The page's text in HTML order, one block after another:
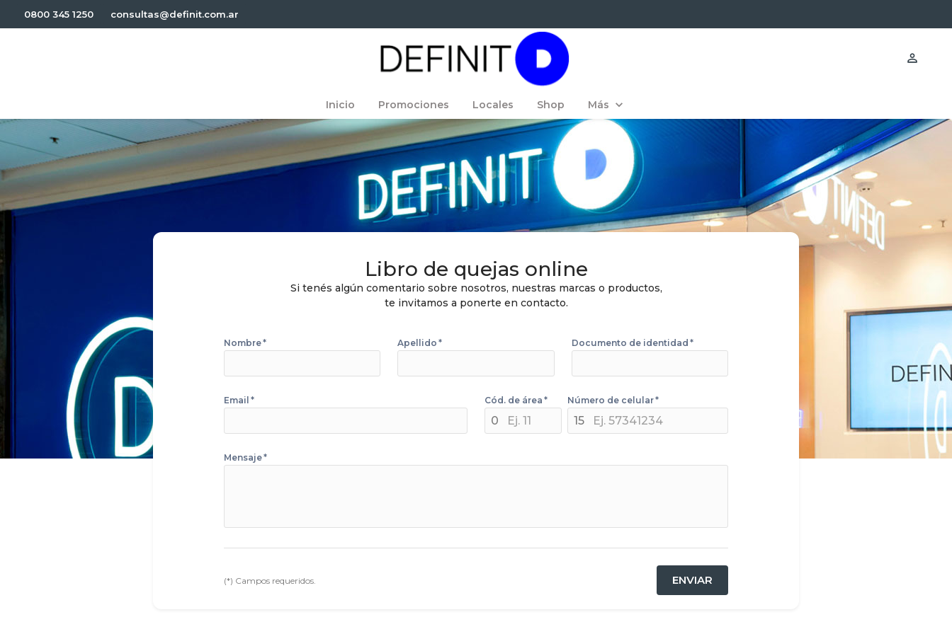
0800 345 1250 consultas@definit.com.ar
Inicio Promociones Locales Shop Más
Método Candela
Quiénes somos
Blog
Contactanos
Libro de quejas online
Si tenés algún comentario sobre nosotros, nuestras marcas o productos,
te invitamos a ponerte en contacto.
Nombre* Apellido * Documento de identidad *
Email * Cód. de área *
0
Número de celular*
15
Mensaje*
(*) Campos requeridos. ENVIAR